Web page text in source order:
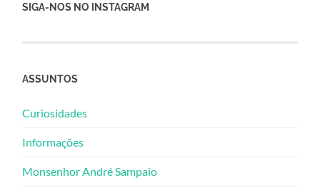
SIGA-NOS NO INSTAGRAM
ASSUNTOS
Curiosidades
Informações
Monsenhor André Sampaio